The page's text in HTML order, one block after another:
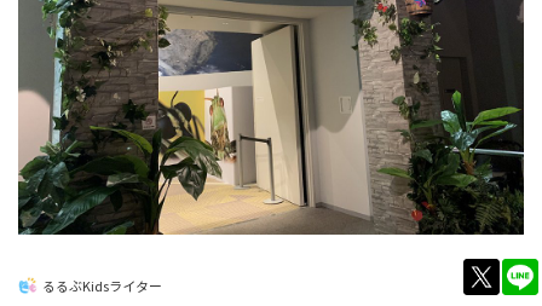
るるぶKidsライター